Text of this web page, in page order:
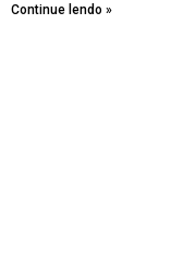
Continue lendo »